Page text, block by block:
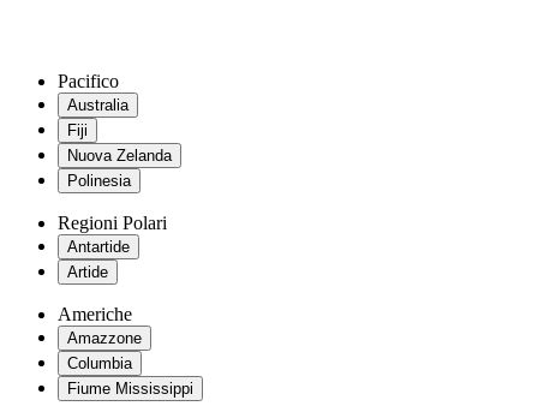
Pacifico
Australia
Fiji
Nuova Zelanda
Polinesia
Regioni Polari
Antartide
Artide
Americhe
Amazzone
Columbia
Fiume Mississippi